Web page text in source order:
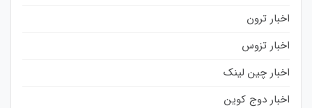
اخبار ترون
اخبار تزوس
اخبار چین لینک
اخبار دوج کوین